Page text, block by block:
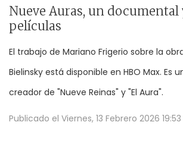
Nueve Auras, un documental
películas
El trabajo de Mariano Frigerio sobre la
Bielinsky está disponible en HBO Max. Es
creador de "Nueve Reinas" y "El Aura".
Publicado el Viernes, 13 Febrero 2026 19:53